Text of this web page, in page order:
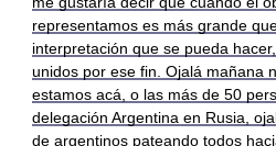
representamos es más grande
interpretación que se pueda
unidos por ese fin. Ojalá mañana
estamos acá, o las más de 50
delegación Argentina en Rusia,
de argentinos pateando todos